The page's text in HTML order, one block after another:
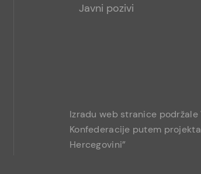
Javni pozivi
Izradu web stranice podržale
Konfederacije putem
Hercegovini”